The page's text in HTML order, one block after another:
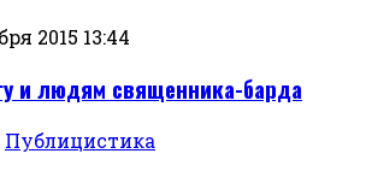
2015 13:44
и людям священника-барда
Публицистика